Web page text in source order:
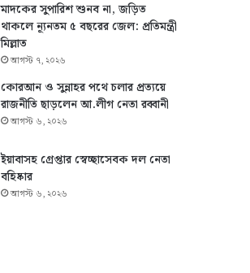
মাদকের সুপারিশ শুনব না, জড়িত
থাকলে ন্যূনতম ৫ বছরের জেল: প্রতিমন্ত্রী
মিল্লাত
আগস্ট ৭, ২০২৬
কোরআন ও সুন্নাহর পথে চলার প্রত্যয়ে
রাজনীতি ছাড়লেন আ.লীগ নেতা রব্বানী
আগস্ট ৬, ২০২৬
ইয়াবাসহ গ্রেপ্তার স্বেচ্ছাসেবক দল নেতা
বহিষ্কার
আগস্ট ৬, ২০২৬